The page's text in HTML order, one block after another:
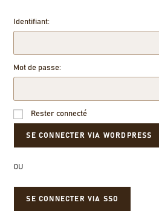
Identifiant:
Mot de passe:
Rester connecté
OU
SE CONNECTER VIA SSO